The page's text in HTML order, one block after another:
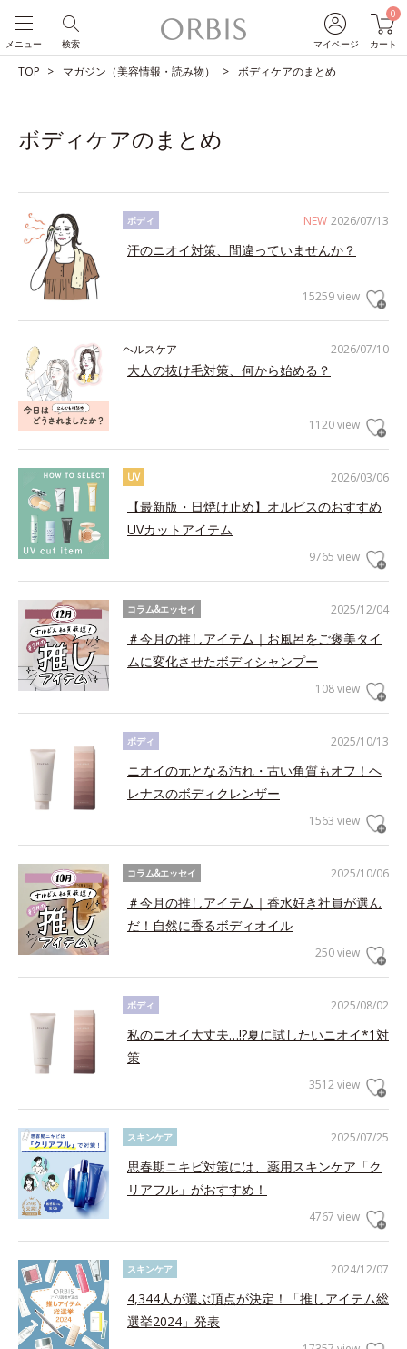
マイページ
0
カート
検索
メニュー
TOP マガジン（美容情報・読み物） ボディケアのまとめ
ボディケアのまとめ
NEW 2026/07/13
ボディ
汗のニオイ対策、間違っていませんか？
15259 view
2026/07/10
ヘルスケア
大人の抜け毛対策、何から始める？
1120 view
2026/03/06
UV
【最新版・日焼け止め】オルビスのおすすめ
UVカットアイテム
9765 view
2025/12/04
コラム&エッセイ
＃今月の推しアイテム｜お風呂をご褒美タイ
ムに変化させたボディシャンプー
108 view
2025/10/13
ボディ
ニオイの元となる汚れ・古い角質もオフ！ヘ
レナスのボディクレンザー
1563 view
2025/10/06
コラム&エッセイ
＃今月の推しアイテム｜香水好き社員が選ん
だ！自然に香るボディオイル
250 view
2025/08/02
ボディ
私のニオイ大丈夫…!?夏に試したいニオイ*1対
策
3512 view
2025/07/25
スキンケア
思春期ニキビ対策には、薬用スキンケア「ク
リアフル」がおすすめ！
4767 view
2024/12/07
スキンケア
4,344人が選ぶ頂点が決定！「推しアイテム総
選挙2024」発表